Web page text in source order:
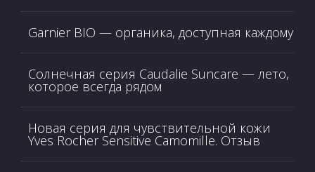
Garnier BIO — органика, доступная каждому
Солнечная серия Caudalie Suncare — лето,
которое всегда рядом
Новая серия для чувствительной кожи
Yves Rocher Sensitive Camomille. Отзыв